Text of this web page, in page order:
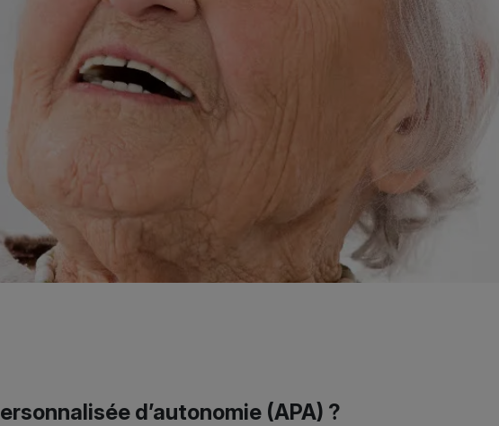
d’autonomie (APA) ?